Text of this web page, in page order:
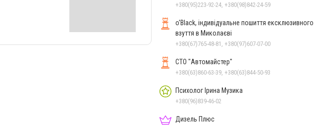
+380(95)223-92-24, +380(98)842-24-59
o'Black, індивідуальне пошиття ексклюзивного
взуття в Миколаєві
+380(67)765-48-81, +380(97)607-07-00
СТО "Автомайстер"
+380(63)860-63-39, +380(63)844-50-93
Психолог Ірина Музика
+380(96)839-46-02
Дизель Плюс